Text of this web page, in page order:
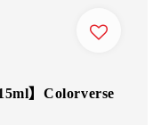
】Colorverse